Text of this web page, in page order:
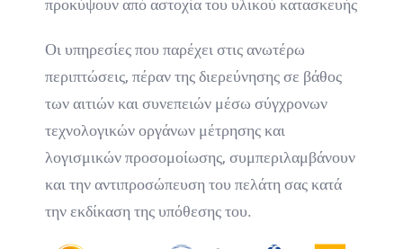
Οι υπηρεσίες που παρέχει στις ανωτέρω
περιπτώσεις, πέραν της διερεύνησης σε βάθος
των αιτιών και συνεπειών μέσω σύγχρονων
τεχνολογικών οργάνων μέτρησης και
λογισμικών προσομοίωσης, συμπεριλαμβάνουν
και την αντιπροσώπευση του πελάτη σας κατά
την εκδίκαση της υπόθεσης του.